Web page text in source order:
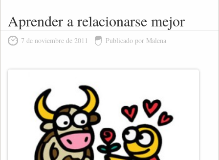
Aprender a relacionarse mejor
7 de noviembre de 2011 Publicado por Malena